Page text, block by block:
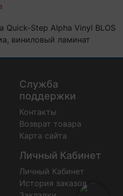
Quick-Step Alpha Vinyl BLOS
виниловый ламинат
Служба
поддержки
Контакты
Возврат товара
Карта сайта
Личный Кабинет
Личный Кабинет
История заказов